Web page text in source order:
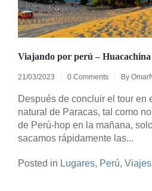
Viajando por perú – Huacachina
21/03/2023 0 Comments By
Después de concluir el tour en
natural de Paracas, tal como
de Perú-hop en la mañana,
sacamos rápidamente las...
Posted in Lugares, Perú, Viajes